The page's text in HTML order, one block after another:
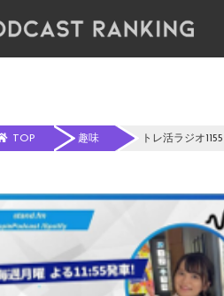
TOP 趣味 トレ活ラジオ